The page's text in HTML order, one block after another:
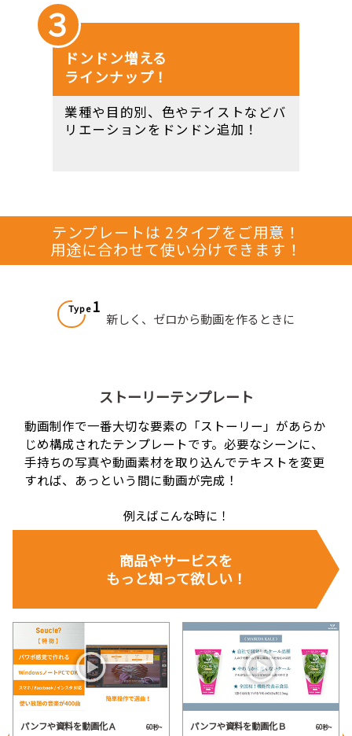
３
ドンドン増える
ラインナップ！
業種や目的別、色やテイストなどバ
リエーションをドンドン追加！
テンプレートは 2タイプをご用意！
用途に合わせて使い分けできます！
Type 1
新しく、ゼロから動画を作るときに
ストーリーテンプレート
動画制作で一番大切な要素の「ストーリー」があらか
じめ構成されたテンプレートです。必要なシーンに、
手持ちの写真や動画素材を取り込んでテキストを変更
すれば、あっという間に動画が完成！
例えばこんな時に！
商品やサービスを
もっと知って欲しい！
パンフや資料を動画化Ａ 60秒~ パンフや資料を動画化Ｂ 60秒~